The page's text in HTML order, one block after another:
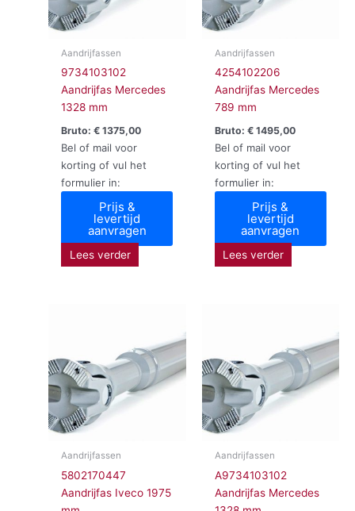
Aandrijfassen
9734103102
Aandrijfas Mercedes
1328 mm
Bruto:€ 1375,00
Bel of mail voor
korting of vul het
formulier in:
Prijs &
levertijd
aanvragen
Lees verder
Aandrijfassen
4254102206
Aandrijfas Mercedes
789 mm
Bruto: €1495,00
Bel of mail voor
korting of vul het
formulier in:
Prijs &
levertijd
aanvragen
Lees verder
Aandrijfassen
5802170447
Aandrijfas Iveco 1975
Aandrijfassen
A9734103102
Aandrijfas Mercedes